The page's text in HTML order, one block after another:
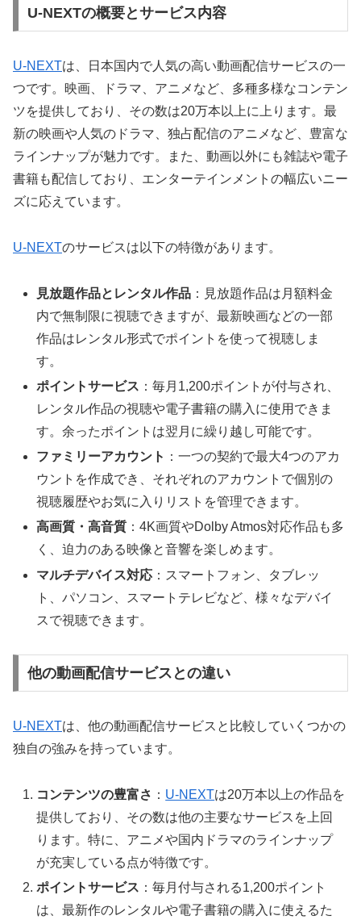
U-NEXTの概要とサービス内容
U-NEXTは、日本国内で人気の高い動画配信サービスの一
つです。映画、ドラマ、アニメなど、多種多様なコンテン
ツを提供しており、その数は20万本以上に上ります。最
新の映画や人気のドラマ、独占配信のアニメなど、豊富な
ラインナップが魅力です。また、動画以外にも雑誌や電子
書籍も配信しており、エンターテインメントの幅広いニー
ズに応えています。
U-NEXTのサービスは以下の特徴があります。
見放題作品とレンタル作品 ：見放題作品は月額料金
内で無制限に視聴できますが、最新映画などの一部
作品はレンタル形式でポイントを使って視聴しま
す。
ポイントサービス ：毎月1,200ポイントが付与され、
レンタル作品の視聴や電子書籍の購入に使用できま
す。余ったポイントは翌月に繰り越し可能です。
ファミリーアカウント ：一つの契約で最大4つのアカ
ウントを作成でき、それぞれのアカウントで個別の
視聴履歴やお気に入りリストを管理できます。
高画質・高音質 ：4K画質やDolby Atmos対応作品も多
く、迫力のある映像と音響を楽しめます。
マルチデバイス対応 ：スマートフォン、タブレッ
ト、パソコン、スマートテレビなど、様々なデバイ
スで視聴できます。
他の動画配信サービスとの違い
U-NEXTは、他の動画配信サービスと比較していくつかの
独自の強みを持っています。
コンテンツの豊富さ ： U-NEXTは20万本以上の作品を
提供しており、その数は他の主要なサービスを上回
ります。特に、アニメや国内ドラマのラインナップ
が充実している点が特徴です。
ポイントサービス ：毎月付与される1,200ポイント
は、最新作のレンタルや電子書籍の購入に使えるた